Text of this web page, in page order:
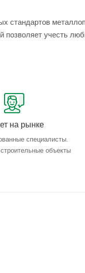
стандартов
учесть
на рынке
специалисты.
объекты